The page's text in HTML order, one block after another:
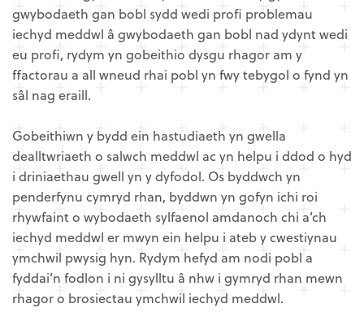
gwybodaeth gan bobl sydd wedi profi problemau
iechyd meddwl â gwybodaeth gan bobl nad ydynt wedi
eu profi, rydym yn gobeithio dysgu rhagor am y
ffactorau a all wneud rhai pobl yn fwy tebygol o fynd yn
sâl nag eraill.
Gobeithiwn y bydd ein hastudiaeth yn gwella
dealltwriaeth o salwch meddwl ac yn helpu i ddod o hyd
i driniaethau gwell yn y dyfodol. Os byddwch yn
penderfynu cymryd rhan, byddwn yn gofyn ichi roi
rhywfaint o wybodaeth sylfaenol amdanoch chi a’ch
iechyd meddwl er mwyn ein helpu i ateb y cwestiynau
ymchwil pwysig hyn. Rydym hefyd am nodi pobl a
fyddai’n fodlon i ni gysylltu â nhw i gymryd rhan mewn
rhagor o brosiectau ymchwil iechyd meddwl.